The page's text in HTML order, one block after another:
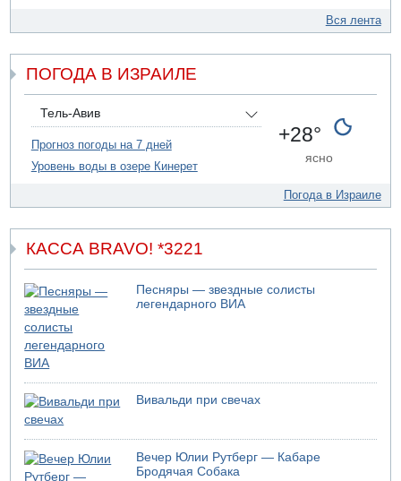
07.08.2026 20:43
07.08.2026 20:41
Ynet: "Хизбалла" запустила БПЛА со взрывчаткой по
07.08.2026 19:16
ДТП в Ашдоде: тяжело ранены двое маленьких детей
07.08.2026 19:14
Вся лента
ПОГОДА В ИЗРАИЛЕ
Тель-Авив
Прогноз погоды на 7 дней
Уровень воды в озере Кинерет
+28°
ясно
Погода в Израиле
КАССА BRAVO! *3221
Песняры — звездные солисты
легендарного ВИА
Вивальди при свечах
Вечер Юлии Рутберг — Кабаре
Бродячая Собака